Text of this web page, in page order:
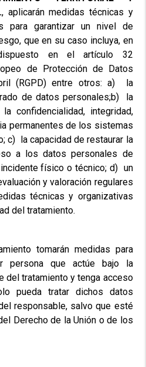
, aplicarán medidas técnicas y
para garantizar un nivel de
que en su caso incluya, en
en el artículo 32
de Protección de Datos
(RGPD) entre otros: a) la
de datos personales;b) la
confidencialidad, integridad,
permanentes de los sistemas
c) la capacidad de restaurar la
a los datos personales de
físico o técnico; d) un
y valoración regulares
técnicas y organizativas
del tratamiento.
tomarán medidas para
persona que actúe bajo la
del tratamiento y tenga acceso
pueda tratar dichos datos
responsable, salvo que esté
Derecho de la Unión o de los